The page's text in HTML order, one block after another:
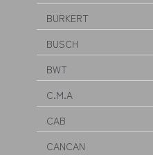
BURKERT
BUSCH
BWT
C.M.A
CAB
CANCAN